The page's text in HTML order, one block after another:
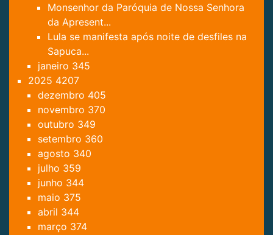
Monsenhor da Paróquia de Nossa Senhora
da Apresent...
Lula se manifesta após noite de desfiles na
Sapuca...
janeiro 345
2025 4207
dezembro 405
novembro 370
outubro 349
setembro 360
agosto 340
julho 359
junho 344
maio 375
abril 344
março 374